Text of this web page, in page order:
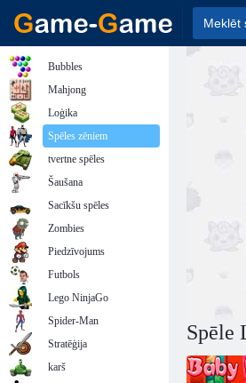
Spēle
Bubbles
Mahjong
Loģika
Spēles zēniem
tvertne spēles
Šaušana
Sacīkšu spēles
Zombies
Piedzīvojums
Futbols
Lego NinjaGo
Spider-Man
Stratēģija
karš